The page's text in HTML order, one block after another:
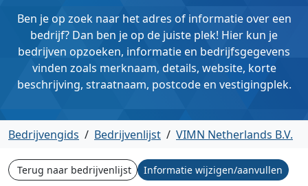
Ben je op zoek naar het adres of informatie over een
bedrijf? Dan ben je op de juiste plek! Hier kun je
bedrijven opzoeken, informatie en bedrijfsgegevens
vinden zoals merknaam, details, website, korte
beschrijving, straatnaam, postcode en vestigingplek.
Bedrijvengids / Bedrijvenlijst / VIMN Netherlands B.V.
Terug naar bedrijvenlijst Informatie wijzigen/aanvullen